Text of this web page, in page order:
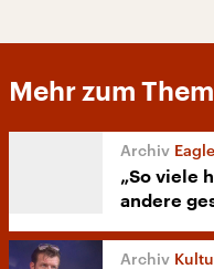
Mehr zum
„So viele
andere